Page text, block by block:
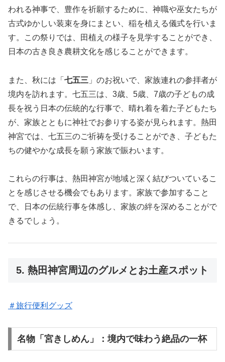
われる神事で、豊作を祈願するために、神職や巫女たちが
古式ゆかしい装束を身にまとい、稲を植える儀式を行いま
す。この祭りでは、田植えの様子を見学することができ、
日本の古き良き農耕文化を感じることができます。
また、秋には「 七五三 」のお祝いで、家族連れの参拝者が
境内を訪れます。七五三は、3歳、5歳、7歳の子どもの成
長を祝う日本の伝統的な行事で、晴れ着を着た子どもたち
が、家族とともに神社でお参りする姿が見られます。熱田
神宮では、七五三のご祈祷を受けることができ、子どもた
ちの健やかな成長を願う家族で賑わいます。
これらの行事は、熱田神宮が地域と深く結びついているこ
とを感じさせる機会でもあります。家族で参加すること
で、日本の伝統行事を体感し、家族の絆を深めることがで
きるでしょう。
5. 熱田神宮周辺のグルメとお土産スポット
＃旅行便利グッズ
名物「宮きしめん」：境内で味わう絶品の一杯